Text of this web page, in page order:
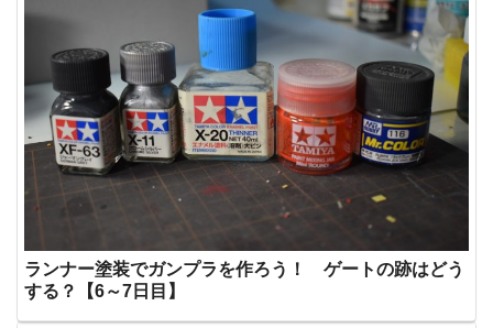
ランナー塗装でガンプラを作ろう！ ゲートの跡はどう
する？【6～7日目】